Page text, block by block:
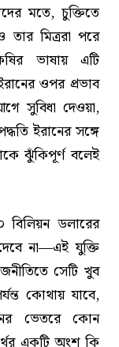
মতে, চুক্তিতে
তার মিত্ররা পরে
ভাষায় এটি
ওপর প্রভাব
সুবিধা দেওয়া,
ইরানের সঙ্গে
ঝুঁকিপূর্ণ বলেই
ডলারের
না—এই যুক্তি
সেটি খুব
কোথায় যাবে,
ভেতরে কোন